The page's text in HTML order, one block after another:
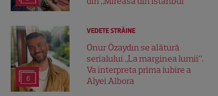
6
VEDETE STRĂINE
Onur Özaydın se alătură
serialului „La marginea lumii”.
Va interpreta prima iubire a
Alyei Albora